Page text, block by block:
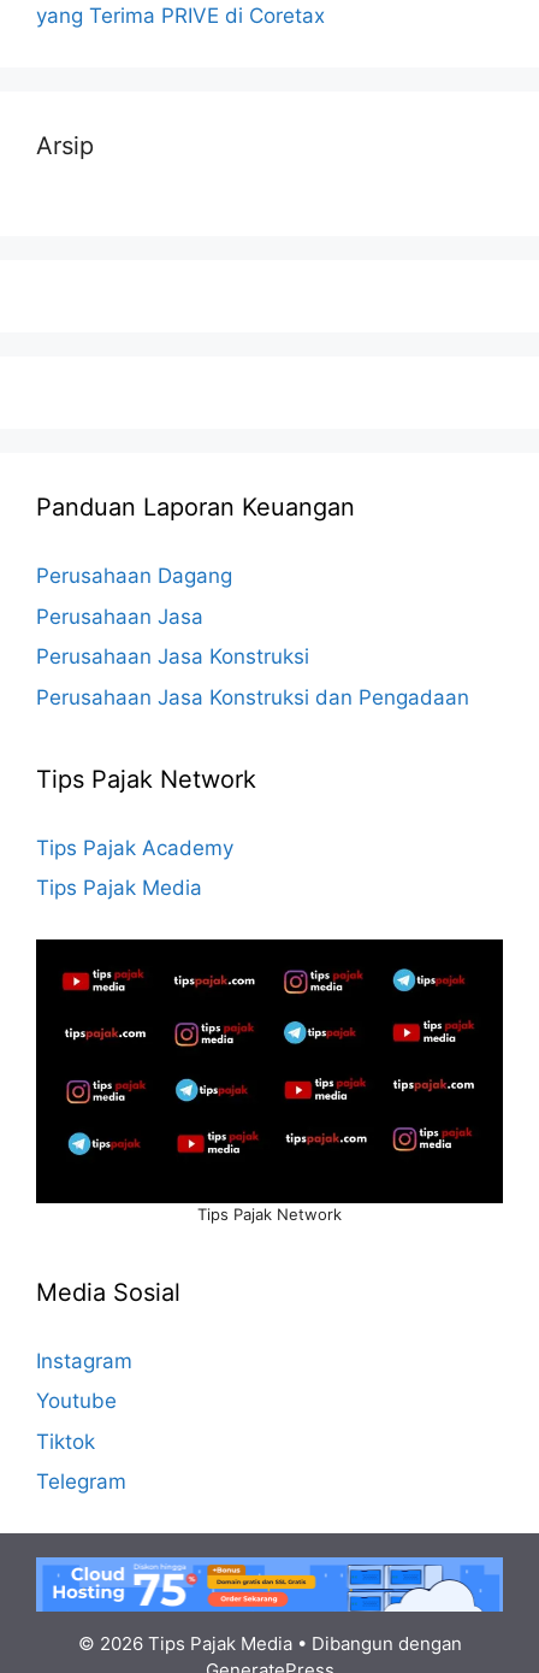
yang Terima PRIVE di Coretax
Arsip
Panduan Laporan Keuangan
Perusahaan Dagang
Perusahaan Jasa
Perusahaan Jasa Konstruksi
Perusahaan Jasa Konstruksi dan Pengadaan
Tips Pajak Network
Tips Pajak Academy
Tips Pajak Media
Tips Pajak Network
Media Sosial
Instagram
Youtube
Tiktok
Telegram
© 2026 Tips Pajak Media• Dibangun dengan